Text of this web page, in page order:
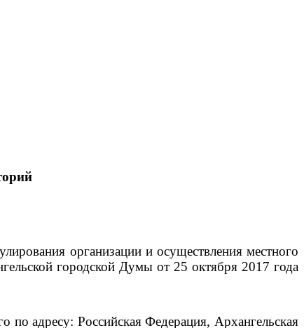
организации и осуществления местного
городской Думы от 25 октября 2017 года
по адресу: Российская Федерация, Архангельская